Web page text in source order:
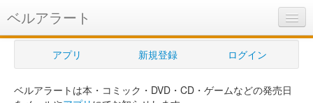
ベルアラート
ベルアラートとは
ヘルプ
新規登録
アプリ 新規登録 ログイン
ベルアラートは本・コミック・DVD・CD・ゲームなどの発売日